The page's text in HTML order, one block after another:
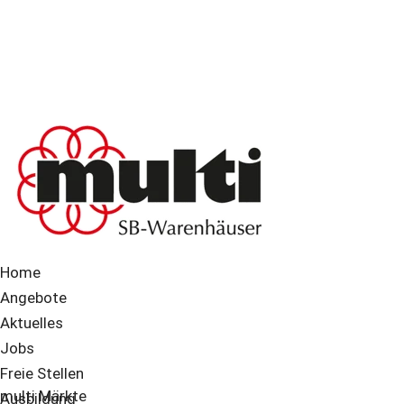
Home
Angebote
Aktuelles
Jobs
Freie Stellen
Ausbildung
multi Märkte